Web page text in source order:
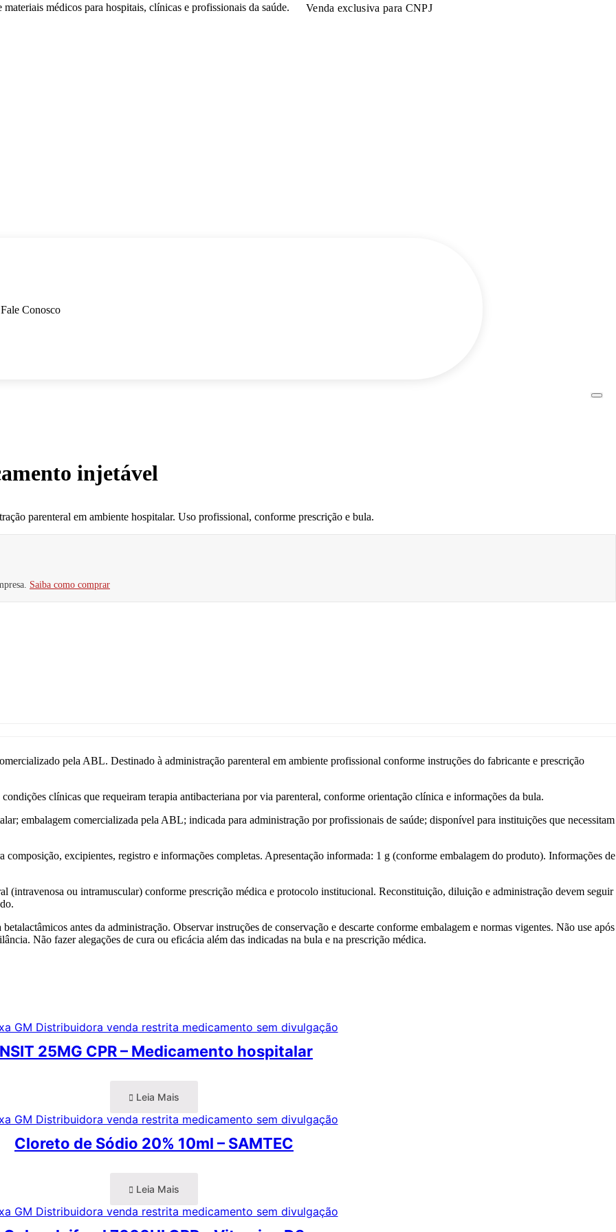
materiais médicospara hospitais, clínicas e profissionais da saúde. Venda exclusiva para CNPJ
Fale Conosco
injetável
parenteral em ambiente hospitalar. Uso profissional, conforme prescrição e bula.
Saiba como comprar
pela ABL. Destinado à administração parenteral em ambiente profissional conforme instruções do fabricante e prescrição
clínicas que requeiram terapia antibacteriana por via parenteral, conforme orientação clínica e informações da bula.
embalagem comercializada pela ABL; indicada para administração por profissionais de saúde; disponível para instituições que necessitam
excipientes, registro e informações completas. Apresentação informada: 1 g (conforme embalagem do produto). Informações de
(intravenosa ou intramuscular) conforme prescrição médica e protocolo institucional. Reconstituição, diluição e administração devem seguir
antes da administração. Observar instruções de conservação e descarte conforme embalagem e normas vigentes. Não use após
Não fazer alegações de cura ou eficácia além das indicadas na bula e na prescrição médica.
25MG CPR – Medicamento hospitalar
Leia Mais
Cloreto de Sódio 20% 10ml – SAMTEC
Leia Mais